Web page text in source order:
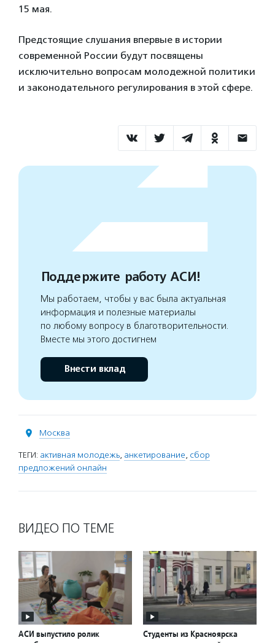
15 мая.
Предстоящие слушания впервые в истории
современной России будут посвящены
исключительно вопросам молодежной политики
и законодательного регулирования в этой сфере.
Поддержите работу АСИ!
Мы работаем, чтобы у вас была актуальная
информация и полезные материалы
по любому вопросу в благотворительности.
Вместе мы этого достигнем
Внести вклад
Москва
ТЕГИ: активная молодежь, анкетирование, сбор
предложений онлайн
ВИДЕО ПО ТЕМЕ
АСИ выпустило ролик
Студенты из Красноярска